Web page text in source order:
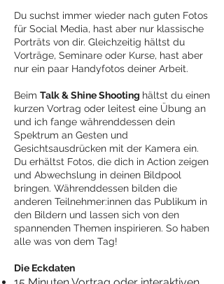
Du suchst immer wieder nach guten Fotos
für Social Media, hast aber nur klassische
Porträts von dir. Gleichzeitig hältst du
Vorträge, Seminare oder Kurse, hast aber
nur ein paar Handyfotos deiner Arbeit.
Beim Talk & Shine Shooting hältst du einen
kurzen Vortrag oder leitest eine Übung an
und ich fange währenddessen dein
Spektrum an Gesten und
Gesichtsausdrücken mit der Kamera ein.
Du erhältst Fotos, die dich in Action zeigen
und Abwechslung in deinen Bildpool
bringen. Währenddessen bilden die
anderen Teilnehmer:innen das Publikum in
den Bildern und lassen sich von den
spannenden Themen inspirieren. So haben
alle was von dem Tag!
Die Eckdaten